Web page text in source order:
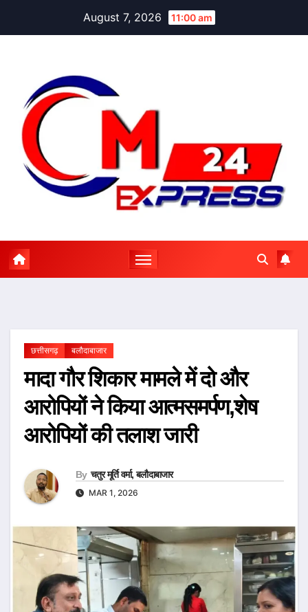
August 7, 2026 11:00 am
छत्तीसगढ़ बलौदाबाजार
मादा गौर शिकार मामले में दो और
आरोपियों ने किया आत्मसमर्पण,शेष
आरोपियों की तलाश जारी
By चतुर मूर्ति वर्मा, बलौदाबाजार
MAR 1, 2026